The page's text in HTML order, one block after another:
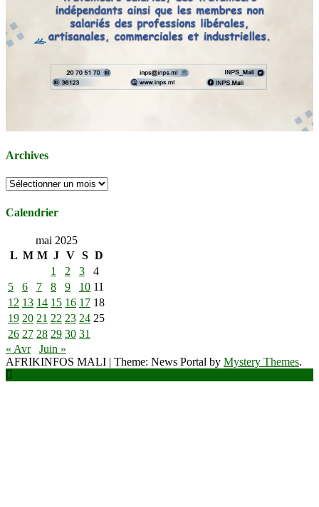
Archives
Archives
Calendrier
mai 2025
L M M J V S D
1
2 3
4
5
6 7 8 9 10 11
12 13 14 15 16 17 18
19 20 21 22 23 24 25
26 27 28 29 30 31
« Avr
Juin »
AFRIKINFOS MALI | Theme: News Portal by Mystery Themes.